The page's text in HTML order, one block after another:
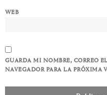
WEB
GUARDA MI NOMBRE, CORREO
NAVEGADOR PARA LA PRÓXIMA